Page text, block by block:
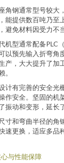
角钢通常型号较大
能提供数百吨乃至
避免材料因受力不
机型通常配备PLC
以预先输入折弯角
产，大大提升了加
。
计有完善的安全光
作安全。坚固的机
振动和变形，延长
寸和弯曲半径的角
速更换，适应多品
与性能保障